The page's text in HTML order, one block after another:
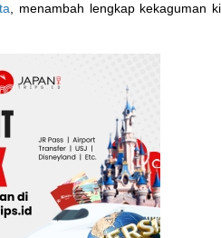
, menambah lengkap kekaguman